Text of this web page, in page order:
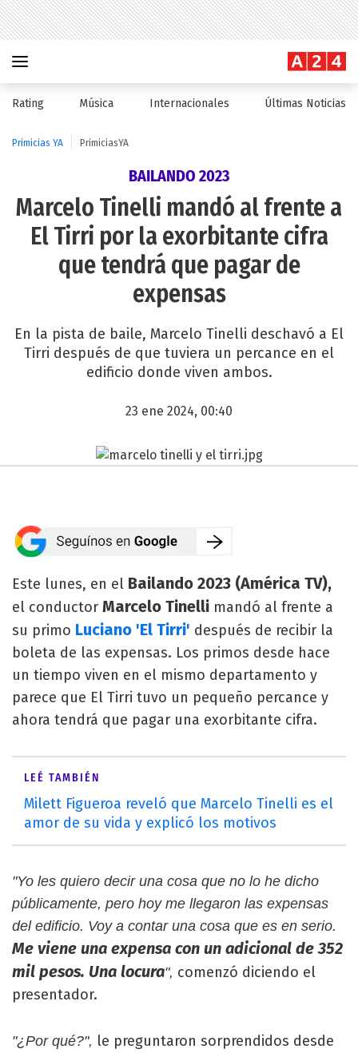
Rating Música Internacionales Últimas Noticias
Primicias YA PrimiciasYA
BAILANDO 2023
Marcelo Tinelli mandó al frente a
El Tirri por la exorbitante cifra
que tendrá que pagar de
expensas
En la pista de baile, Marcelo Tinelli deschavó a El
Tirri después de que tuviera un percance en el
edificio donde viven ambos.
23 ene 2024, 00:40
Este lunes, en el Bailando 2023 (América TV),
el conductor Marcelo Tinelli mandó al frente a
su primo Luciano 'El Tirri' después de recibir la
boleta de las expensas. Los primos desde hace
un tiempo viven en el mismo departamento y
parece que El Tirri tuvo un pequeño percance y
ahora tendrá que pagar una exorbitante cifra.
LEÉ TAMBIÉN
Milett Figueroa reveló que Marcelo Tinelli es el
amor de su vida y explicó los motivos
"Yo les quiero decir una cosa que no lo he dicho
públicamente, pero hoy me llegaron las expensas
del edificio. Voy a contar una cosa que es en serio.
Me viene una expensa con un adicional de 352
mil pesos. Una locura", comenzó diciendo el
presentador.
"¿Por qué?", le preguntaron sorprendidos desde